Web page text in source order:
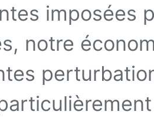
imposées
notre